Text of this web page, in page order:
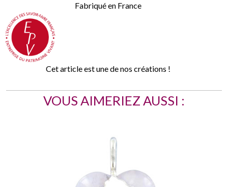
Fabriqué en France
Cet article est une de nos créations !
VOUS AIMERIEZ AUSSI :